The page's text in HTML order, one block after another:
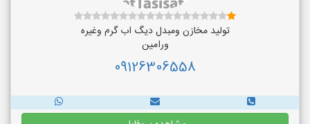
تولید مخازن ومبدل دیگ اب گرم وغیره
ورامین
09126306558